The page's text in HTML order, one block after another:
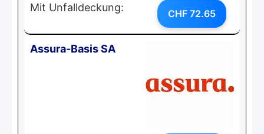
Mit Unfalldeckung: CHF 72.65
Assura-Basis SA